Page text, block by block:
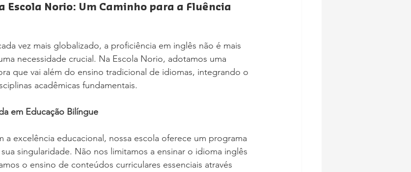
Escola Norio: Um Caminho para a Fluência
vez mais globalizado, a proficiência em inglês não é mais
necessidade crucial. Na Escola Norio, adotamos uma
que vai além do ensino tradicional de idiomas, integrando o
acadêmicas fundamentais.
em Educação Bilíngue
a excelência educacional, nossa escola oferece um programa
singularidade. Não nos limitamos a ensinar o idioma inglês
o ensino de conteúdos curriculares essenciais através